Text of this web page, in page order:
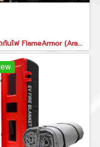
ชุดกันไฟ FlameArmor (Aramid IIIA)